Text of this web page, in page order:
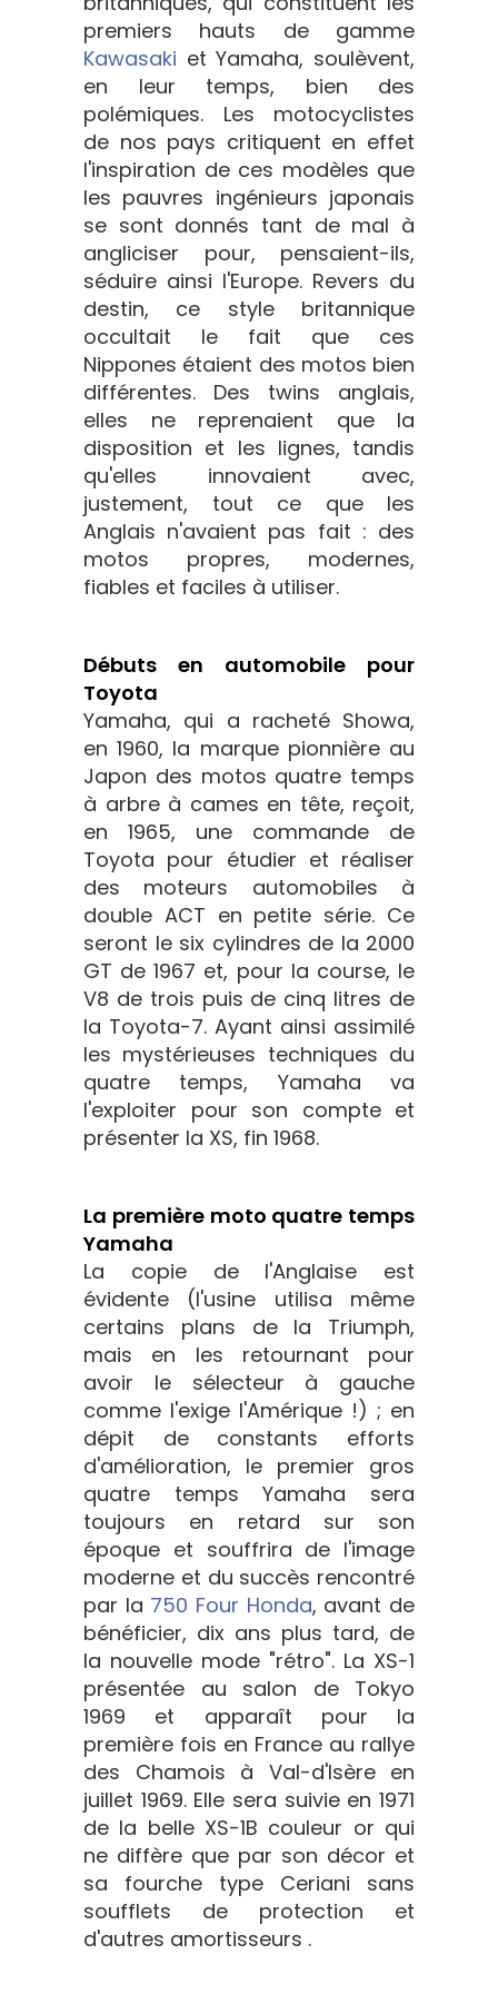
premiers hauts de gamme
Kawasaki et Yamaha, soulèvent,
en leur temps, bien des
polémiques. Les motocyclistes
de nos pays critiquent en effet
l'inspiration de ces modèles que
les pauvres ingénieurs japonais
se sont donnés tant de mal à
angliciser pour, pensaient-ils,
séduire ainsi l'Europe. Revers du
destin, ce style britannique
occultait le fait que ces
Nippones étaient des motos bien
différentes. Des twins anglais,
elles ne reprenaient que la
disposition et les lignes, tandis
qu'elles innovaient avec,
justement, tout ce que les
Anglais n'avaient pas fait : des
motos propres, modernes,
fiables et faciles à utiliser.
Débuts en automobile pour
Toyota
Yamaha, qui a racheté Showa,
en 1960, la marque pionnière au
Japon des motos quatre temps
à arbre à cames en tête, reçoit,
en 1965, une commande de
Toyota pour étudier et réaliser
des moteurs automobiles à
double ACT en petite série. Ce
seront le six cylindres de la 2000
GT de 1967 et, pour la course, le
V8 de trois puis de cinq litres de
la Toyota-7. Ayant ainsi assimilé
les mystérieuses techniques du
quatre temps, Yamaha va
l'exploiter pour son compte et
présenter la XS, fin 1968.
La première moto quatre temps
Yamaha
La copie de l'Anglaise est
évidente (l'usine utilisa même
certains plans de la Triumph,
mais en les retournant pour
avoir le sélecteur à gauche
comme l'exige l'Amérique !) ; en
dépit de constants efforts
d'amélioration, le premier gros
quatre temps Yamaha sera
toujours en retard sur son
époque et souffrira de l'image
moderne et du succès rencontré
par la 750 Four Honda, avant de
bénéficier, dix ans plus tard, de
la nouvelle mode "rétro". La XS-1
présentée au salon de Tokyo
1969 et apparaît pour la
première fois en France au rallye
des Chamois à Val-d'Isère en
juillet 1969. Elle sera suivie en 1971
de la belle XS-1B couleur or qui
ne diffère que par son décor et
sa fourche type Ceriani sans
soufflets de protection et
d'autres amortisseurs .